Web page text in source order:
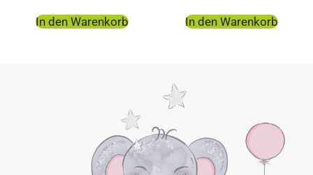
In den Warenkorb In den Warenkorb